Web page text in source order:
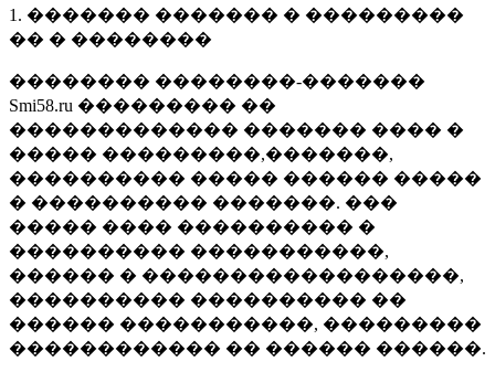
1. ������� ������� � ���������
�� � ��������
�������� ��������-�������
Smi58.ru ��������� ��
������������� ������� ���� �
����� ���������,�������,
���������� ����� ������ �����
� ���������� �������. ���
����� ���� ���������� �
���������� �����������,
������ � ������������������,
���������� ���������� ��
������ �����������, ���������
������������ �� ������ ������.